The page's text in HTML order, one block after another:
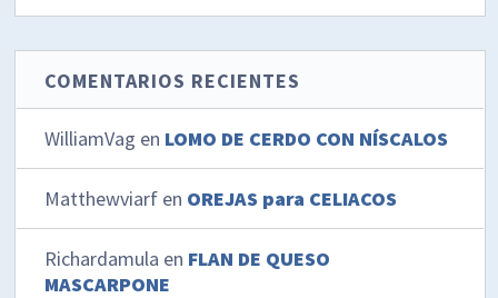
COMENTARIOS RECIENTES
WilliamVag en LOMO DE CERDO CON NÍSCALOS
Matthewviarf en OREJAS para CELIACOS
Richardamula en FLAN DE QUESO
MASCARPONE